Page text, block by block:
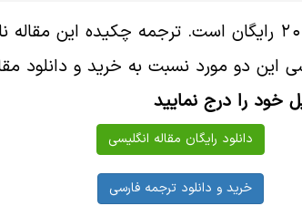
فایل انگلیسی این مقاله با شناسه 2009195 رایگان است.
دو مورد نسبت به خرید و دانلود
خود را درج نمایید